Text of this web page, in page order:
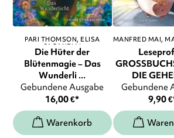
PARI THOMSON ELISA
PAGANELLI
Die Hüter der
Blütenmagie – Das
Wunderli ...
Gebundene Ausgabe
16,00€*
MANFRED MAI
...
DIE
Gebundene
9,90€